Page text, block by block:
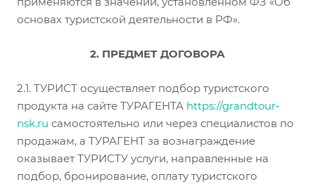
основах туристской деятельности в РФ».
2. ПРЕДМЕТ ДОГОВОРА
2.1. ТУРИСТ осуществляет подбор туристского
продукта на сайте ТУРАГЕНТА https://grandtour-
nsk.ru самостоятельно или через специалистов по
продажам, а ТУРАГЕНТ за вознаграждение
оказывает ТУРИСТУ услуги, направленные на
подбор, бронирование, оплату туристского